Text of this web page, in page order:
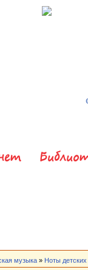
музыка » Ноты